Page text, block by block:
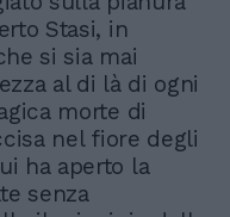
Stasi, in
si sia mai
al di là di ogni
morte di
nel fiore degli
ha aperto la
senza